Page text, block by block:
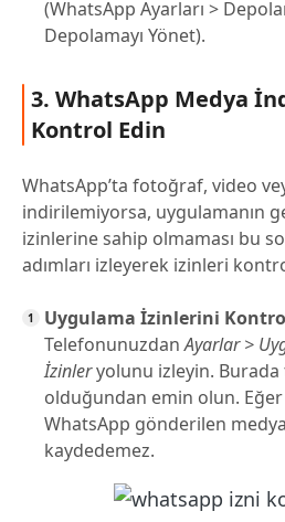
(WhatsApp Ayarları >
Depolamayı Yönet).
3. WhatsApp Medya
Kontrol Edin
WhatsApp’ta fotoğraf, video
indirilemiyorsa, uygulamanın
izinlerine sahip olmaması bu
adımları izleyerek izinleri
Uygulama İzinlerini
TelefonunuzdanAyarlar >
İzinleryolunu izleyin.
olduğundan emin olun. Eğer
WhatsApp gönderilen medya
kaydedemez.